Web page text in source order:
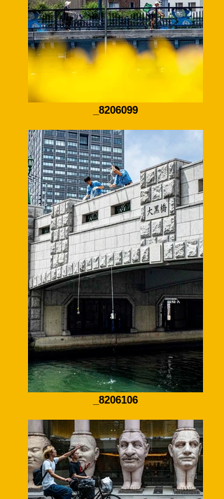
_8206099
_8206106